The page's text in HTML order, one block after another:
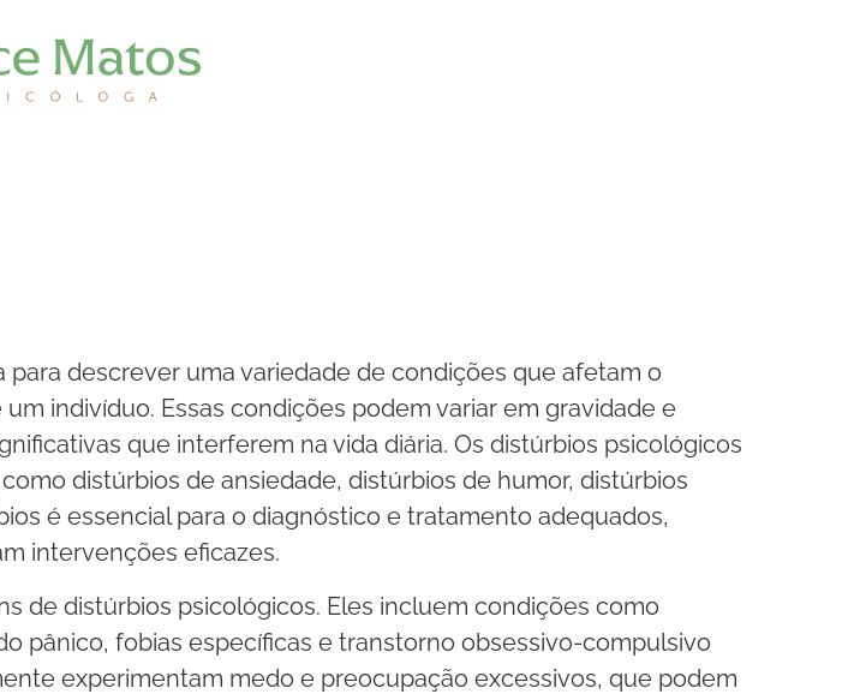
descrever uma variedade de condições que afetam o
indivíduo. Essas condições podem variar em gravidade e
que interferem na vida diária. Os distúrbios psicológicos
distúrbios de ansiedade, distúrbios de humor, distúrbios
é essencial para o diagnóstico e tratamento adequados,
intervenções eficazes.
de distúrbios psicológicos. Eles incluem condições como
pânico, fobias específicas e transtorno obsessivo-compulsivo
experimentam medo e preocupação excessivos, que podem